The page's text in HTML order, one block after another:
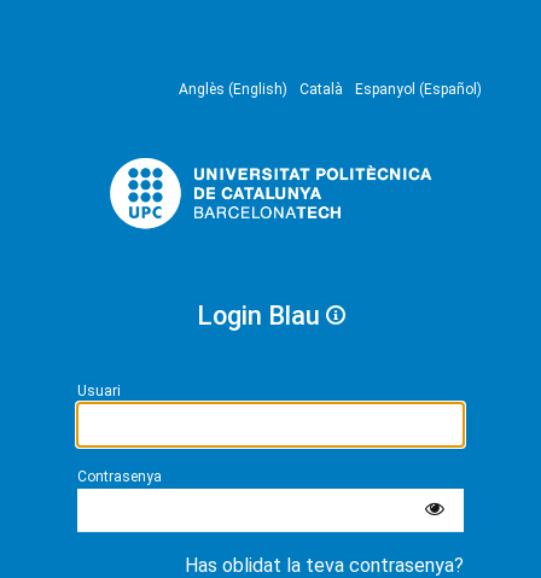
Anglès (English) Català Espanyol (Español)
Login Blau
Usuari
Contrasenya
Has oblidat la teva contrasenya?